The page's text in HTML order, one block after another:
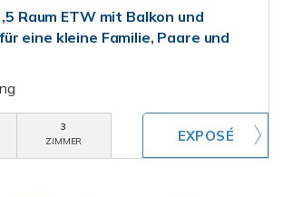
Raum ETW mit Balkon und
eine kleine Familie, Paare und
3
ZIMMER